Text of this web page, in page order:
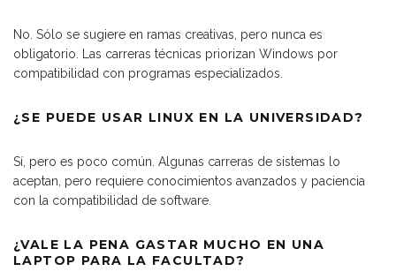
No. Sólo se sugiere en ramas creativas, pero nunca es
obligatorio. Las carreras técnicas priorizan Windows por
compatibilidad con programas especializados.
¿SE PUEDE USAR LINUX EN LA UNIVERSIDAD?
Sí, pero es poco común. Algunas carreras de sistemas lo
aceptan, pero requiere conocimientos avanzados y paciencia
con la compatibilidad de software.
¿VALE LA PENA GASTAR MUCHO EN UNA
LAPTOP PARA LA FACULTAD?